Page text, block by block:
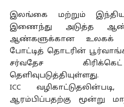
இலங்கை மற்றும்
இணைந்து அடுத்த
ஆண்களுக்கான உலகக்
போட்டித் தொடரின் பூர்வாங்க
சர்வதேச
தெளிவுபடுத்தியுள்ளது.
ICC
ஆரம்பிப்பதற்கு மூன்று